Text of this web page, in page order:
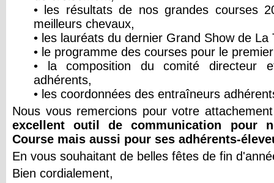
• les résultats de nos grandes courses
meilleurs chevaux,
• les lauréats du dernier Grand Show de La
• le programme des courses pour le
• la composition du comité directeur
adhérents,
• les coordonnées des entraîneurs
Nous vous remercions pour votre
excellent outil de communication pour
Course mais aussi pour ses adhérents-
En vous souhaitant de belles fêtes de fin
Bien cordialement,